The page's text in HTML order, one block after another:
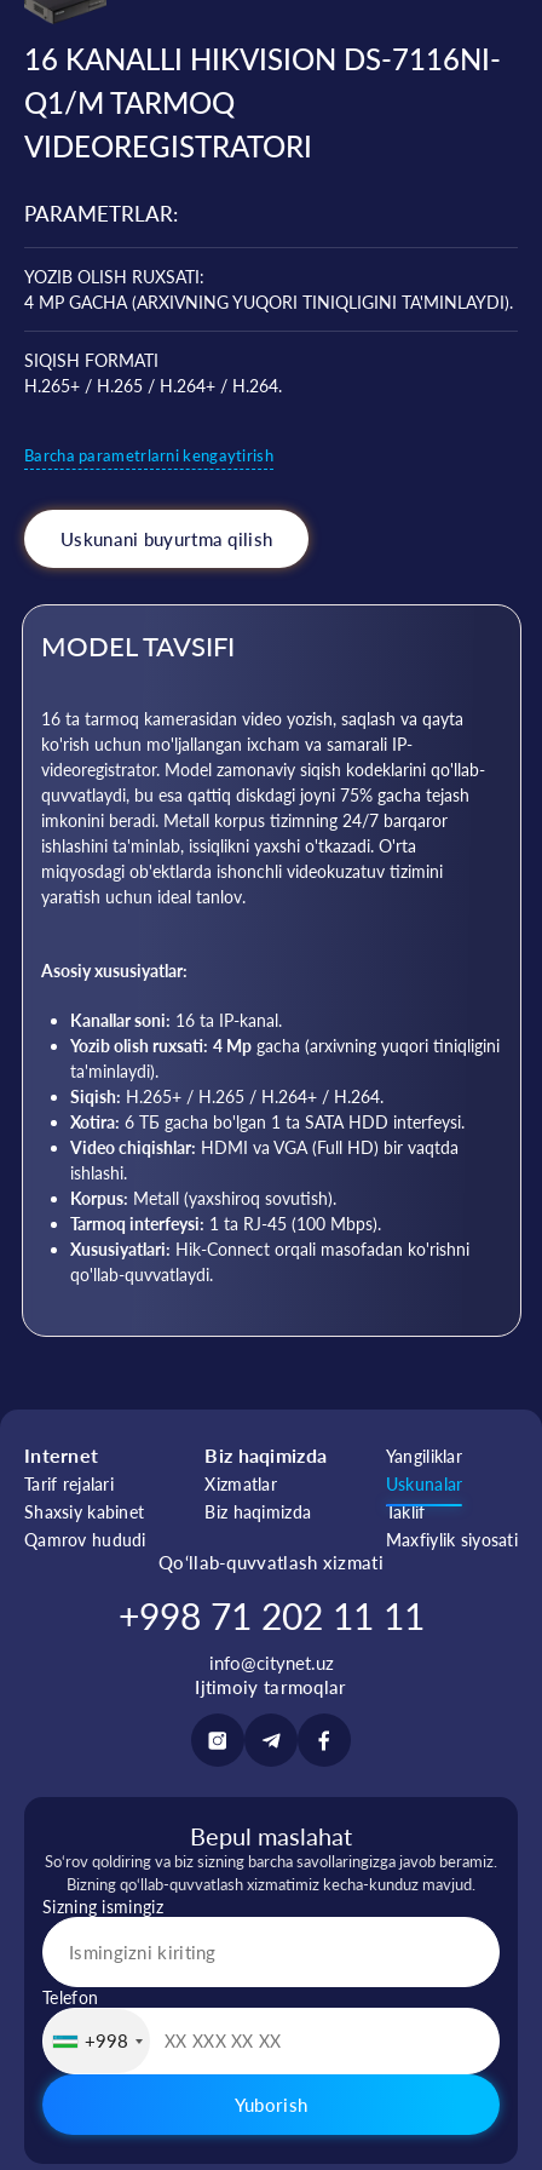
16 KANALLI HIKVISION DS-7116NI-
Q1/M TARMOQ
VIDEOREGISTRATORI
PARAMETRLAR:
YOZIB OLISH RUXSATI:
4 MP GACHA (ARXIVNING YUQORI TINIQLIGINI TA'MINLAYDI).
SIQISH FORMATI
H.265+ / H.265 / H.264+ / H.264.
Barcha parametrlarni kengaytirish
Uskunani buyurtma qilish
MODEL TAVSIFI
16 ta tarmoq kamerasidan video yozish, saqlash va qayta
ko'rish uchun mo'ljallangan ixcham va samarali IP-
videoregistrator. Model zamonaviy siqish kodeklarini qo'llab-
quvvatlaydi, bu esa qattiq diskdagi joyni 75% gacha tejash
imkonini beradi. Metall korpus tizimning 24/7 barqaror
ishlashini ta'minlab, issiqlikni yaxshi o'tkazadi. O'rta
miqyosdagi ob'ektlarda ishonchli videokuzatuv tizimini
yaratish uchun ideal tanlov.
Asosiy xususiyatlar:
Kanallar soni: 16 ta IP-kanal.
Yozib olish ruxsati: 4 Mpgacha (arxivning yuqori tiniqligini
ta'minlaydi).
Siqish: H.265+ / H.265 / H.264+ / H.264.
Xotira: 6 ТБ gacha bo'lgan 1 ta SATA HDD interfeysi.
Video chiqishlar: HDMI va VGA (Full HD) bir vaqtda
ishlashi.
Korpus: Metall (yaxshiroq sovutish).
Tarmoq interfeysi: 1 ta RJ-45 (100 Mbps).
Xususiyatlari: Hik-Connect orqali masofadan ko'rishni
qo'llab-quvvatlaydi.
Internet
Tarif rejalari
Shaxsiy kabinet
Qamrov hududi
Biz haqimizda
Xizmatlar
Biz haqimizda
Yangiliklar
Uskunalar
Taklif
Maxfiylik siyosati
Qo‘llab-quvvatlash xizmati
+998 71 202 11 11
info@citynet.uz
Ijtimoiy tarmoqlar
Bepul maslahat
So‘rov qoldiring va biz sizning barcha savollaringizga javob beramiz.
Bizning qo‘llab-quvvatlash xizmatimiz kecha-kunduz mavjud.
Sizning ismingiz
Telefon
+998
Yuborish